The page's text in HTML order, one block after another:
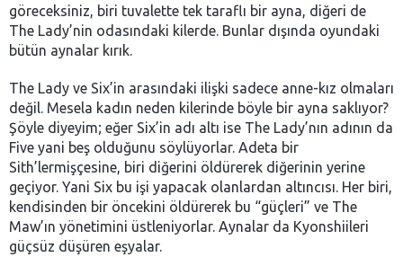
göreceksiniz, biri tuvalette tek taraflı bir ayna, diğeri de
The Lady’nin odasındaki kilerde. Bunlar dışında oyundaki
bütün aynalar kırık.
The Lady ve Six’in arasındaki ilişki sadece anne-kız olmaları
değil. Mesela kadın neden kilerinde böyle bir ayna saklıyor?
Şöyle diyeyim; eğer Six’in adı altı ise The Lady’nın adının da
Five yani beş olduğunu söylüyorlar. Adeta bir
Sith’lermişçesine, biri diğerini öldürerek diğerinin yerine
geçiyor. Yani Six bu işi yapacak olanlardan altıncısı. Her biri,
kendisinden bir öncekini öldürerek bu “güçleri” ve The
Maw’ın yönetimini üstleniyorlar. Aynalar da Kyonshiileri
güçsüz düşüren eşyalar.